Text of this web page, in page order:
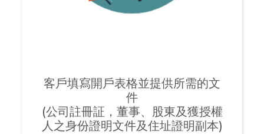
客戶填寫開戶表格並提供所需的文
件
(公司註冊証，董事、股東及獲授權
人之身份證明文件及住址證明副本)